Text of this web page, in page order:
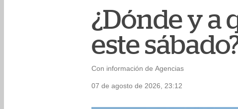
¿Dónde y a
este
Con información de Agencias
07 de agosto de 2026, 23:12